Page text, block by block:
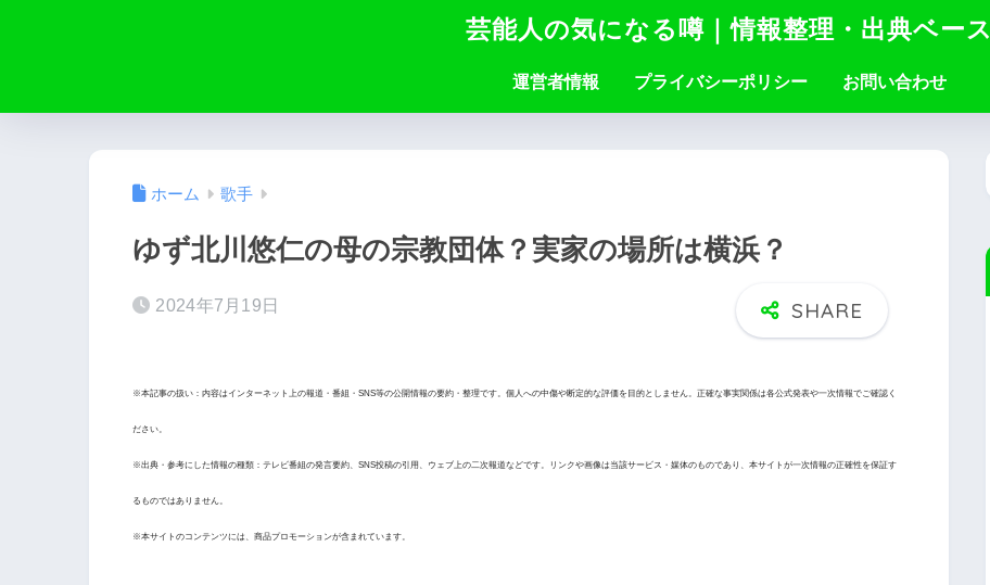
芸能人の気になる噂｜情報整理・出典ベース
運営者情報 プライバシーポリシー お問い合わせ
ホーム 歌手
ゆず北川悠仁の母の宗教団体？実家の場所は横浜？
2024年7月19日
※本記事の扱い：内容はインターネット上の報道・番組・SNS等の公開情報の要約・整理です。個人への中傷や断定的な評価を目的としません。正確な事実関係は各公式発表や一次情報でご確認く
ださい。
※出典・参考にした情報の種類：テレビ番組の発言要約、SNS投稿の引用、ウェブ上の二次報道などです。リンクや画像は当該サービス・媒体のものであり、本サイトが一次情報の正確性を保証す
るものではありません。
※本サイトのコンテンツには、商品プロモーションが含まれています。